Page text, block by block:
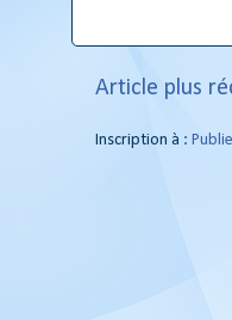
Article plus
Inscription à :